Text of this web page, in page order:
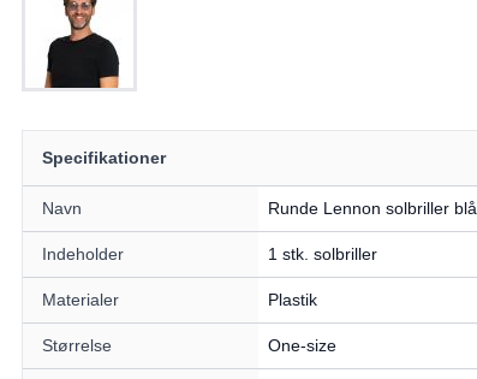
Specifikationer
Navn Runde Lennon solbriller blå
Indeholder 1 stk. solbriller
Materialer Plastik
Størrelse One-size